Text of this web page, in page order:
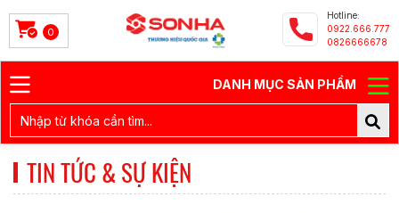
0
Hotline:
0922.666.777
0826666678
DANH MỤC SẢN PHẨM
TIN TỨC & SỰ KIỆN